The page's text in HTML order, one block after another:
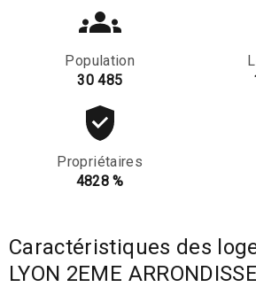
Population
30 485
Propriétaires
4828 %
Caractéristiques des
LYON 2EME